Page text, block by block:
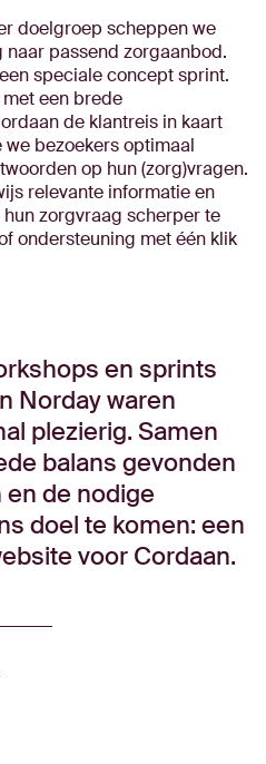
doelgroep scheppen we
passend zorgaanbod.
speciale concept sprint.
een brede
de klantreis in kaart
bezoekers optimaal
op hun (zorg)vragen.
relevante informatie en
zorgvraag scherper te
ondersteuning met één klik
en sprints
Norday waren
plezierig. Samen
balans gevonden
de nodige
doel te komen: een
voor Cordaan.